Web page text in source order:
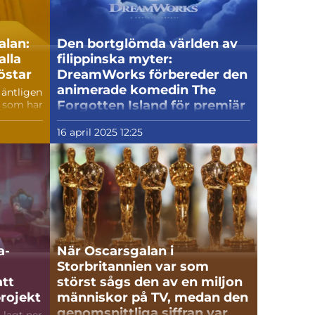
Cameron själv kommer att...
har
en
att se
på
Den bortglömda världen av
filippinska myter:
DreamWorks förbereder den
animerade komedin The
Forgotten Island för premiär
hösten 2026
Universal Pictures har tillkännagett
releasedatumet för en ny animerad
film skapad av DreamWorks
Animation som heter The Forgotten
Island - tecknade filmen kommer att
visas på de stora skärmarna den 25
september 2026.
16 april 2025 12:25
När Oscarsgalan i
Storbritannien var som
störst sågs den av en miljon
människor på TV, medan den